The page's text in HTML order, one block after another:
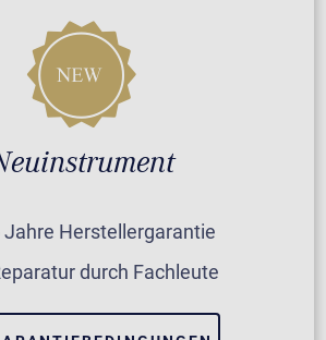
Jahre Herstellergarantie
durch Fachleute